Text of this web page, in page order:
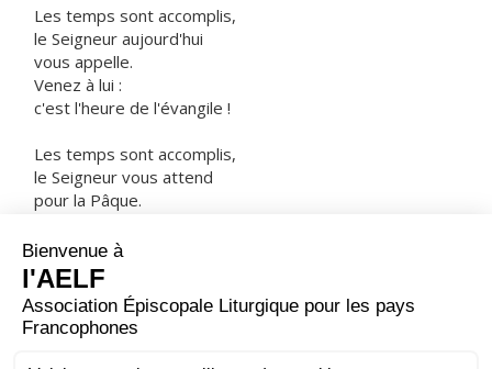
Les temps sont accomplis,
le Seigneur aujourd'hui
vous appelle.
Venez à lui :
c'est l'heure de l'évangile !
Les temps sont accomplis,
le Seigneur vous attend
pour la Pâque.
c'est l'heure où Dieu fait revivre !
ORAISON